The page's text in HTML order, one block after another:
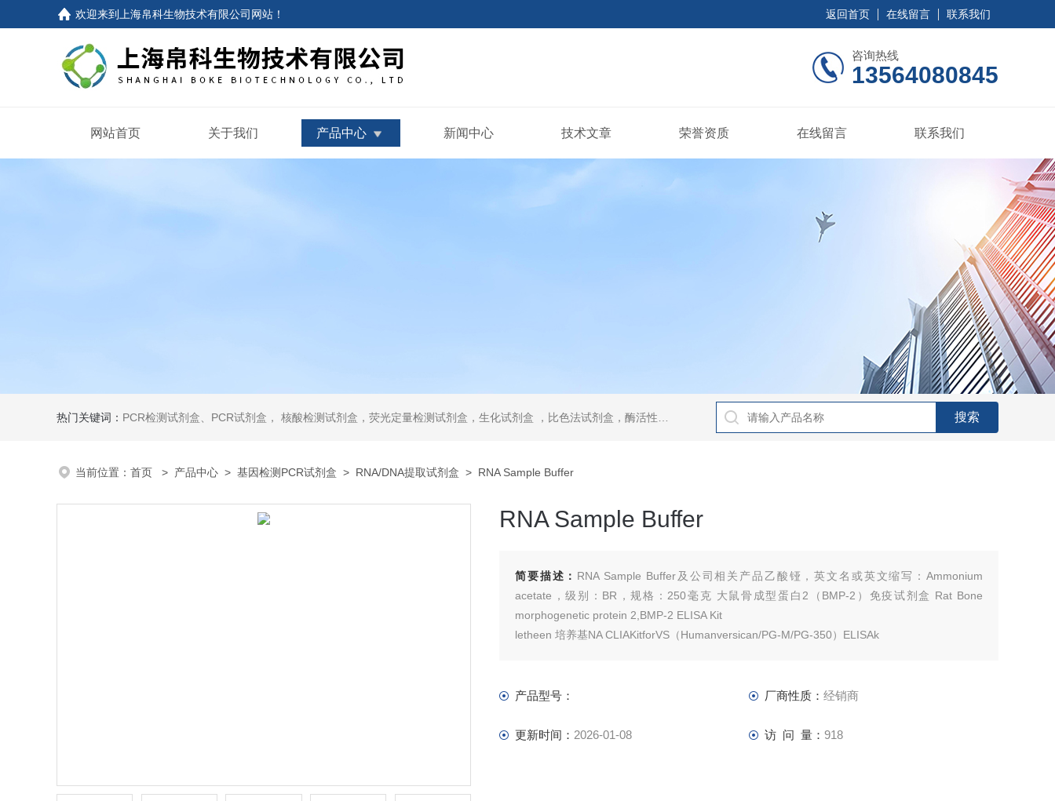
欢迎来到 上海帛科生物技术有限公司网站 ！ 返回首页 在线留言 联系我们
咨询热线
13564080845
网站首页 关于我们 产品中心 新闻中心 技术文章 荣誉资质 在线留言 联系我们
热门关键词： PCR检测试剂盒、PCR试剂盒， 核酸检测试剂盒，荧光定量检测试剂盒，生化试剂盒 ，比色法试剂盒，酶活性检测试剂盒，ELISA试剂盒，酶联免疫检测试剂盒，试剂盒，ELISA试剂盒，抗体，重组蛋白，分光光度法检测试剂盒，细胞株，原代细胞，细胞培养基，标准溶液产品。代理并销售进口SIGMA试剂、abcam抗体、R&D抗体、CST抗体、ATCC细胞、BD公司、GE公司公司产品。
当前位置： 首页 > 产品中心 > 基因检测PCR试剂盒 > RNA/DNA提取试剂盒 > RNA Sample Buffer
RNA Sample Buffer
简要描述： RNA Sample Buffer及公司相关产品乙酸铔，英文名或英文缩写：Ammonium
acetate，级别：BR，规格：250毫克 大鼠骨成型蛋白2（BMP-2）免疫试剂盒 Rat Bone
morphogenetic protein 2,BMP-2 ELISA Kit
letheen 培养基NA CLIAKitforVS（Humanversican/PG-M/PG-350）ELISAk
产品型号： 厂商性质： 经销商
更新时间： 2026-01-08 访 问 量： 918